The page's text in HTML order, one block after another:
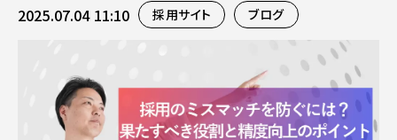
システム開発
CONTENT
課題解決
制作実績
料金表
COMPANY
企業案内
2025.07.04 11:10 採用サイト ブログ